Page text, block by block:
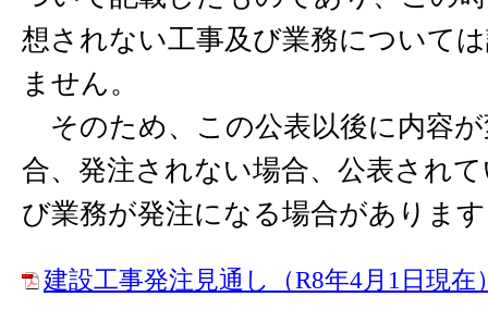
想されない工事及び業務について
ません。
そのため、この公表以後に内容
合、発注されない場合、公表され
び業務が発注になる場合がありま
建設工事発注見通し（R8年4月1日現在